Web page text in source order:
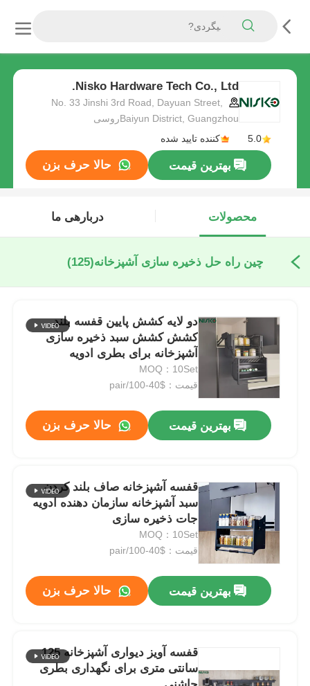
Nisko Hardware Tech Co., Ltd.
No. 33 Jinshi 3rd Road, Dayuan Street,
Baiyun District, Guangzhouروسی
5.0
کننده تایید شده
بهترین قیمت حالا حرف بزن
محصولات دربارهی ما
چین راه حل ذخیره سازی آشپزخانه(125)
دو لایه کشش پایین قفسه بلند
کشش کشش سبد ذخیره سازی
آشپزخانه برای بطری ادویه
MOQ：10Set
قیمت：$40-100/pair
بهترین قیمت حالا حرف بزن
قفسه آشپزخانه صاف بلند کردن
سبد آشپزخانه سازمان دهنده ادویه
جات ذخیره سازی
MOQ：10Set
قیمت：$40-100/pair
بهترین قیمت حالا حرف بزن
قفسه آویز دیواری آشپزخانه 125
سانتی متری برای نگهداری بطری